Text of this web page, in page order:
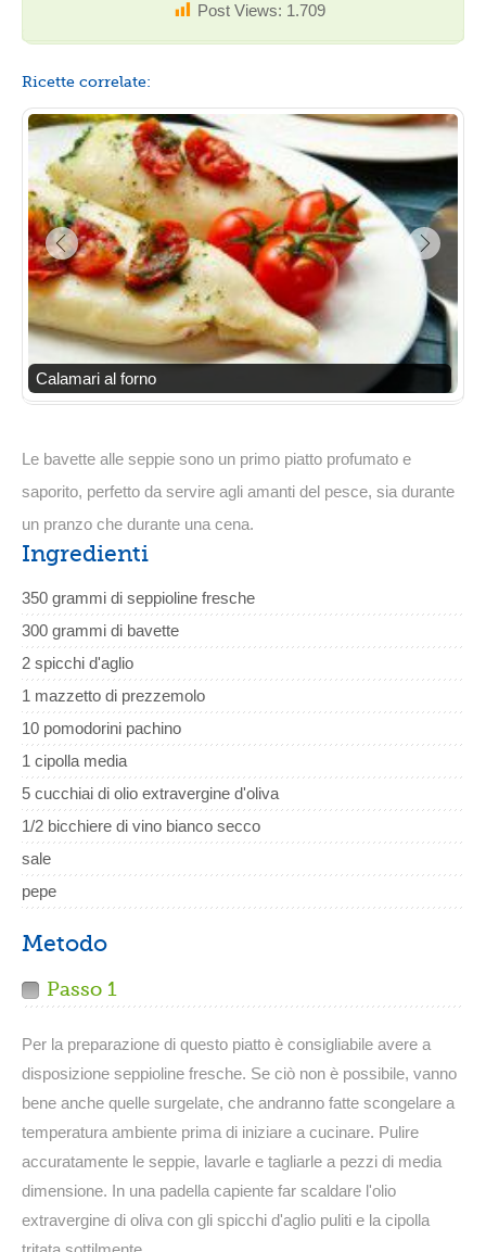
Post Views: 1.709
Ricette correlate:
Calamari al forno
Le bavette alle seppie sono un primo piatto profumato e
saporito, perfetto da servire agli amanti del pesce, sia durante
un pranzo che durante una cena.
Ingredienti
350 grammi di seppioline fresche
300 grammi di bavette
2 spicchi d'aglio
1 mazzetto di prezzemolo
10 pomodorini pachino
1 cipolla media
5 cucchiai di olio extravergine d'oliva
1/2 bicchiere di vino bianco secco
sale
pepe
Metodo
Passo 1
Per la preparazione di questo piatto è consigliabile avere a
disposizione seppioline fresche. Se ciò non è possibile, vanno
bene anche quelle surgelate, che andranno fatte scongelare a
temperatura ambiente prima di iniziare a cucinare. Pulire
accuratamente le seppie, lavarle e tagliarle a pezzi di media
dimensione. In una padella capiente far scaldare l'olio
extravergine di oliva con gli spicchi d'aglio puliti e la cipolla